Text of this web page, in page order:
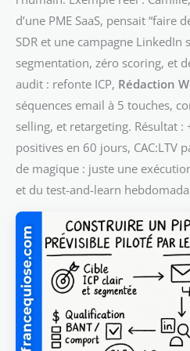
d’une PME SaaS, pensait “faire
SDR et une campagne LinkedIn
segmentation, zéro scoring, et
audit : refonte ICP, Rédaction
séquences email à 5 touches,
selling, et retargeting. Résultat :
positives en 60 jours, CAC:LTV
de magique : juste une
et du test-and-learn